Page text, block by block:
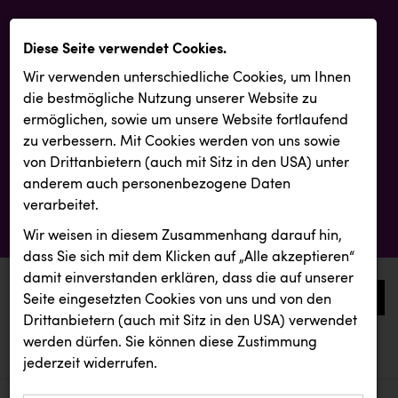
0
aktuelle aussendungen
aktuelle aussendungen
Diese Seite verwendet Cookies.
Wir verwenden unterschiedliche Cookies, um Ihnen
die best­mögliche Nutzung unserer Website zu
ermöglichen, sowie um unsere Website fortlaufend
zu verbessern. Mit Cookies werden von uns sowie
von Drittanbietern (auch mit Sitz in den USA) unter
anderem auch personenbezogene Daten
verarbeitet.
Wir weisen in diesem Zusammenhang darauf hin,
dass Sie sich mit dem Klicken auf „Alle akzeptieren“
damit ein­ver­standen erklären, dass die auf unserer
Seite eingesetzten Cookies von uns und von den
Drittanbietern (auch mit Sitz in den USA) verwendet
werden dürfen. Sie können diese Zustimmung
jederzeit widerrufen.